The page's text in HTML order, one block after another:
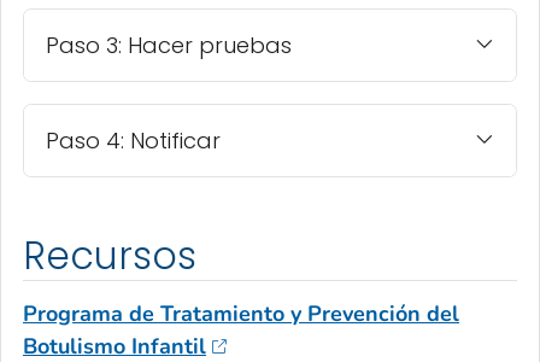
Paso 3: Hacer pruebas
Paso 4: Notificar
Recursos
Programa de Tratamiento y Prevención del
Botulismo Infantil